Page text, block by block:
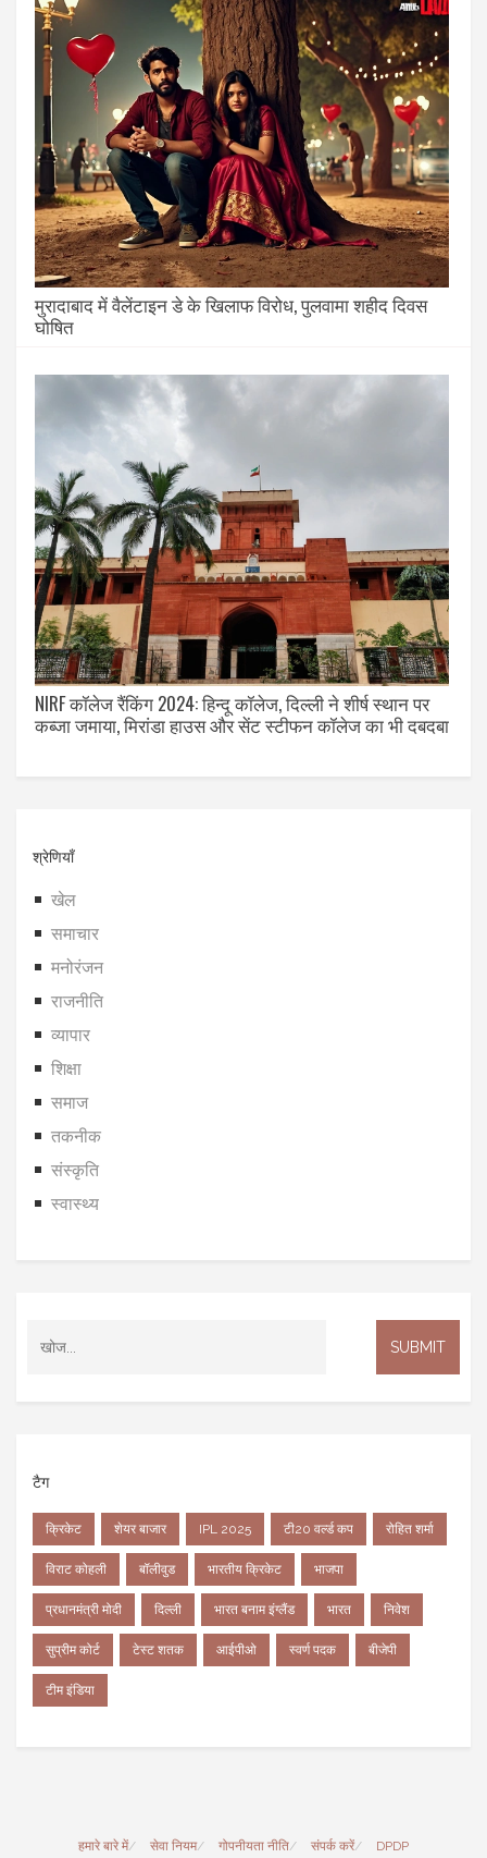
मुरादाबाद में वैलेंटाइन डे के खिलाफ विरोध, पुलवामा शहीद दिवस
घोषित
NIRF कॉलेज रैंकिंग 2024: हिन्दू कॉलेज, दिल्ली ने शीर्ष स्थान पर
कब्जा जमाया, मिरांडा हाउस और सेंट स्टीफन कॉलेज का भी दबदबा
श्रेणियाँ
खेल
समाचार
मनोरंजन
राजनीति
व्यापार
शिक्षा
समाज
तकनीक
संस्कृति
स्वास्थ्य
टैग
क्रिकेट शेयर बाजार IPL 2025 टी20 वर्ल्ड कप रोहित शर्मा
विराट कोहली बॉलीवुड भारतीय क्रिकेट भाजपा
प्रधानमंत्री मोदी दिल्ली भारत बनाम इंग्लैंड भारत निवेश
सुप्रीम कोर्ट टेस्ट शतक आईपीओ स्वर्ण पदक बीजेपी
टीम इंडिया
हमारे बारे में सेवा नियम गोपनीयता नीति संपर्क करें DPDP